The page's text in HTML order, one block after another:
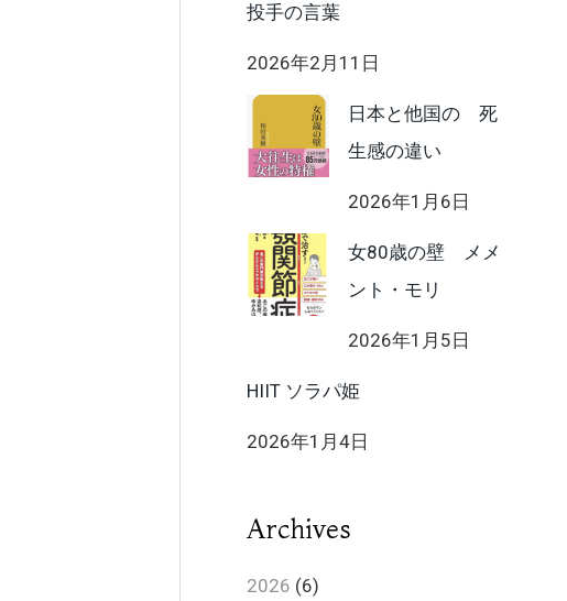
投手の言葉
2026年2月11日
日本と他国の 死
生感の違い
2026年1月6日
女80歳の壁 メメ
ント・モリ
2026年1月5日
HIIT ソラパ姫
2026年1月4日
Archives
2026 (6)